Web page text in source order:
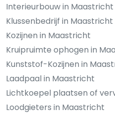
Interieurbouw in Maastricht
Klussenbedrijf in Maastricht
Kozijnen in Maastricht
Kruipruimte ophogen in
Kunststof-Kozijnen in
Laadpaal in Maastricht
Lichtkoepel plaatsen of
Loodgieters in Maastricht